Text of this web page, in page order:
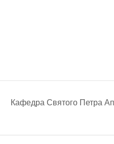
Кафедра Святого Петра